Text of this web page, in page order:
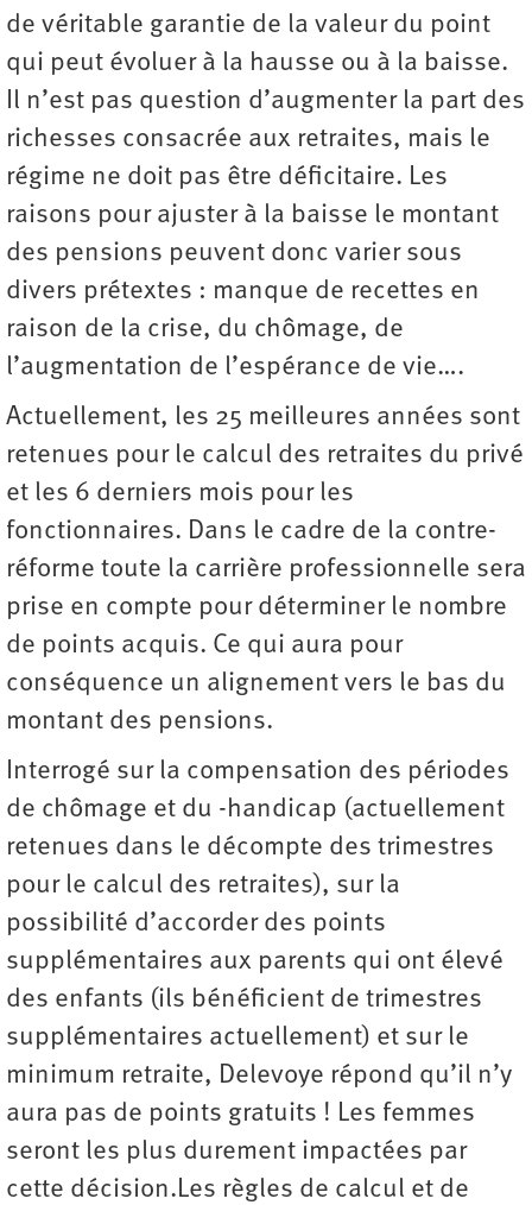
de véritable garantie de la valeur du point
qui peut évoluer à la hausse ou à la baisse.
Il n’est pas question d’augmenter la part des
richesses consacrée aux retraites, mais le
régime ne doit pas être déficitaire. Les
raisons pour ajuster à la baisse le montant
des pensions peuvent donc varier sous
divers prétextes : manque de recettes en
raison de la crise, du chômage, de
l’augmentation de l’espérance de vie….
Actuellement, les 25 meilleures années sont
retenues pour le calcul des retraites du privé
et les 6 derniers mois pour les
fonctionnaires. Dans le cadre de la contre-
réforme toute la carrière professionnelle sera
prise en compte pour déterminer le nombre
de points acquis. Ce qui aura pour
conséquence un alignement vers le bas du
montant des pensions.
Interrogé sur la compensation des périodes
de chômage et du -handicap (actuellement
retenues dans le décompte des trimestres
pour le calcul des retraites), sur la
possibilité d’accorder des points
supplémentaires aux parents qui ont élevé
des enfants (ils bénéficient de trimestres
supplémentaires actuellement) et sur le
minimum retraite, Delevoye répond qu’il n’y
aura pas de points gratuits ! Les femmes
seront les plus durement impactées par
cette décision.Les règles de calcul et de